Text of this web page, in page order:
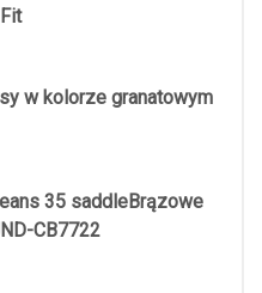
w kolorze granatowym
35 saddleBrązowe
CB7722